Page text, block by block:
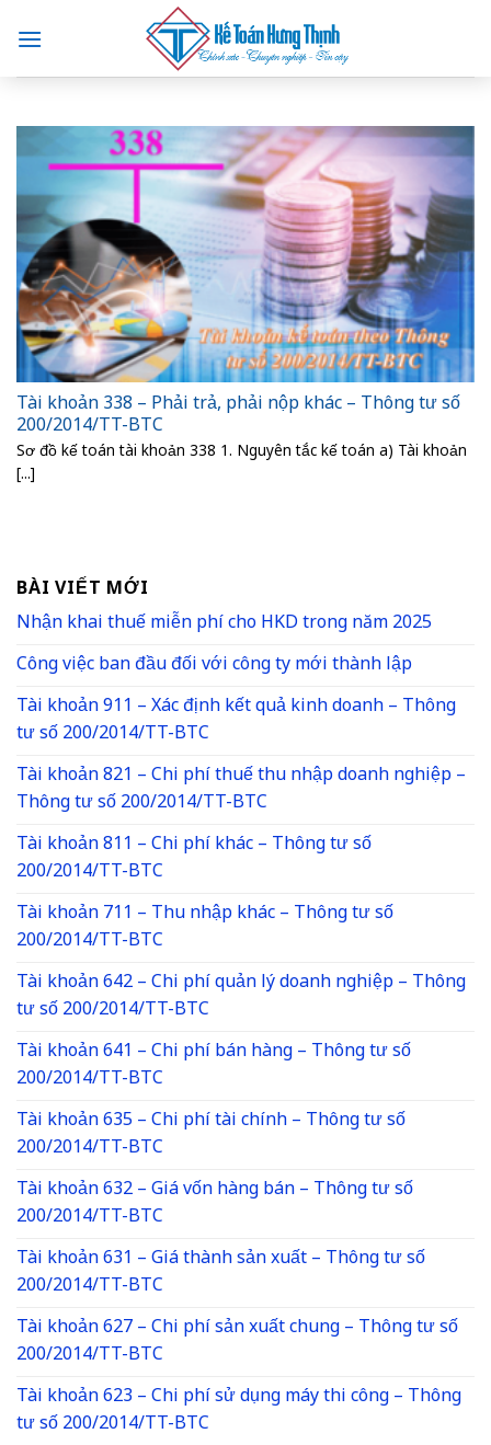
content
Tài khoản 338 – Phải trả, phải nộp khác – Thông tư số
200/2014/TT-BTC
Sơ đồ kế toán tài khoản 338 1. Nguyên tắc kế toán a) Tài khoản
[...]
BÀI VIẾT MỚI
Nhận khai thuế miễn phí cho HKD trong năm 2025
Công việc ban đầu đối với công ty mới thành lập
Tài khoản 911 – Xác định kết quả kinh doanh – Thông
tư số 200/2014/TT-BTC
Tài khoản 821 – Chi phí thuế thu nhập doanh nghiệp –
Thông tư số 200/2014/TT-BTC
Tài khoản 811 – Chi phí khác – Thông tư số
200/2014/TT-BTC
Tài khoản 711 – Thu nhập khác – Thông tư số
200/2014/TT-BTC
Tài khoản 642 – Chi phí quản lý doanh nghiệp – Thông
tư số 200/2014/TT-BTC
Tài khoản 641 – Chi phí bán hàng – Thông tư số
200/2014/TT-BTC
Tài khoản 635 – Chi phí tài chính – Thông tư số
200/2014/TT-BTC
Tài khoản 632 – Giá vốn hàng bán – Thông tư số
200/2014/TT-BTC
Tài khoản 631 – Giá thành sản xuất – Thông tư số
200/2014/TT-BTC
Tài khoản 627 – Chi phí sản xuất chung – Thông tư số
200/2014/TT-BTC
Tài khoản 623 – Chi phí sử dụng máy thi công – Thông
tư số 200/2014/TT-BTC